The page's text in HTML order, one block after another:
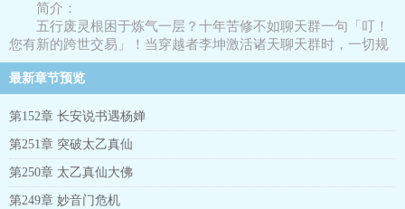
简介：
五行废灵根困于炼气一层？十年苦修不如聊天群一句「叮！
您有新的跨世交易」！当穿越者李坤激活诸天聊天群时，一切规
则为之一变与段誉程英交换武道功法，仙武双修，近战我无敌与
何雨柱交换加特林，远战我亦不虚。什么炼气期防御法术刀枪不
入，一阶僵尸妖兽肉身强大，在我加特林菩萨面前一切都是渣
渣。从风云世界得道玄武真功，傲寒六诀，三分归元气。当我突
破到天人境之时，请问筑基大修士，你能挡得住我四十米的大刀
么？僵尸约会世界将臣：“李坤我承认我打不过你，但我有不死
身，可滴血重生，耗也能把你耗死！”服用了风云世界两颗龙元的
李坤笑了笑说：“谁说只有僵尸之体才有不死身，来我小爷给你表
最新章节预览
第152章 长安说书遇杨婵
第251章 突破太乙真仙
第250章 太乙真仙大佛
第249章 妙音门危机